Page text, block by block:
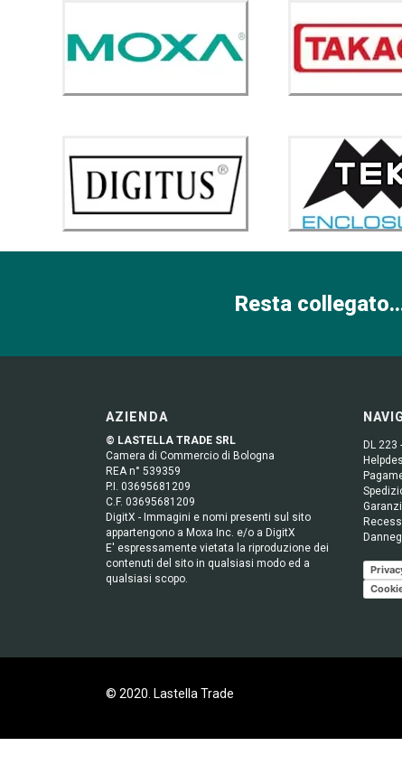
Resta
AZIENDA
© LASTELLA TRADE SRL
Camera di Commercio di Bologna
REA n° 539359
P.I. 03695681209
C.F. 03695681209
DigitX - Immagini e nomi presenti sul sito
appartengono a Moxa Inc. e/o a DigitX
E' espressamente vietata la riproduzione dei
contenuti del sito in qualsiasi modo ed a
qualsiasi scopo.
DL 223
© 2020. Lastella Trade